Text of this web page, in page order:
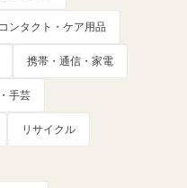
ンタクト・ケア用品
携帯・通信・家電
手芸
リサイクル